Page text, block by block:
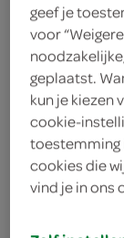
1 eetlepel
1 eetlepel
1 theelepel
1 ui
250 gram
geef je
voor
geplaatst.
kun je kiezen
cookie-
toestemming
cookies die
vind je in ons